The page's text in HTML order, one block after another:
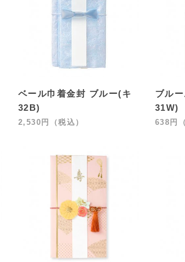
ベール巾着金封 ブルー(キ
32B)
2,530円（税込）
ブル
31W)
638円